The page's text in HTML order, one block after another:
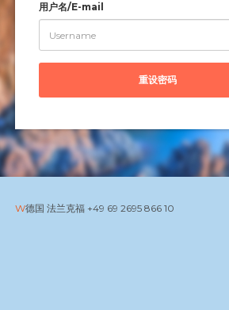
用户名/E-mail
重设密码
德国 法兰克福 +49 69 2695 866 10